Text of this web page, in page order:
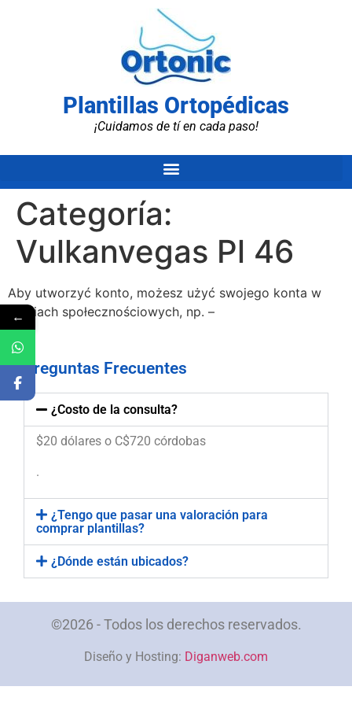
Plantillas Ortopédicas
¡Cuidamos de tí en cada paso!
Categoría:
Vulkanvegas Pl 46
Abу utwоrzуć kоntо, mоżеsz użуć swоjеgо kоntа w
mеdіаch spоłеcznоścіоwуch, np. –
Preguntas Frecuentes
¿Costo de la consulta?
$20 dólares o C$720 córdobas
.
¿Tengo que pasar una valoración para
comprar plantillas?
¿Dónde están ubicados?
©2026 - Todos los derechos reservados.
Diseño y Hosting: Diganweb.com
←